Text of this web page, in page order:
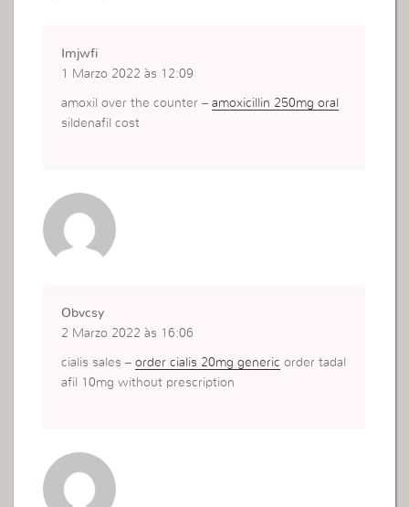
Imjwfi
1 Marzo 2022 às 12:09
amoxil over the counter –amoxicillin 250mg oral
sildenafil cost
Obvcsy
2 Marzo 2022 às 16:06
cialis sales –order cialis 20mg generic order tadal
afil 10mg without prescription